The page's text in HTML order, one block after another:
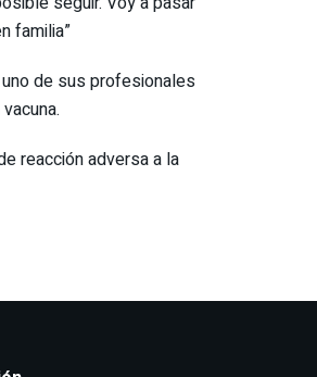
familia”
de sus profesionales
reacción adversa a la